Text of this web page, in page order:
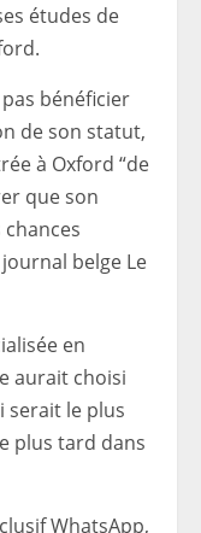
études de
bénéficier
de son statut,
à Oxford “de
que son
belge Le
en
aurait choisi
serait le plus
plus tard dans
WhatsApp,